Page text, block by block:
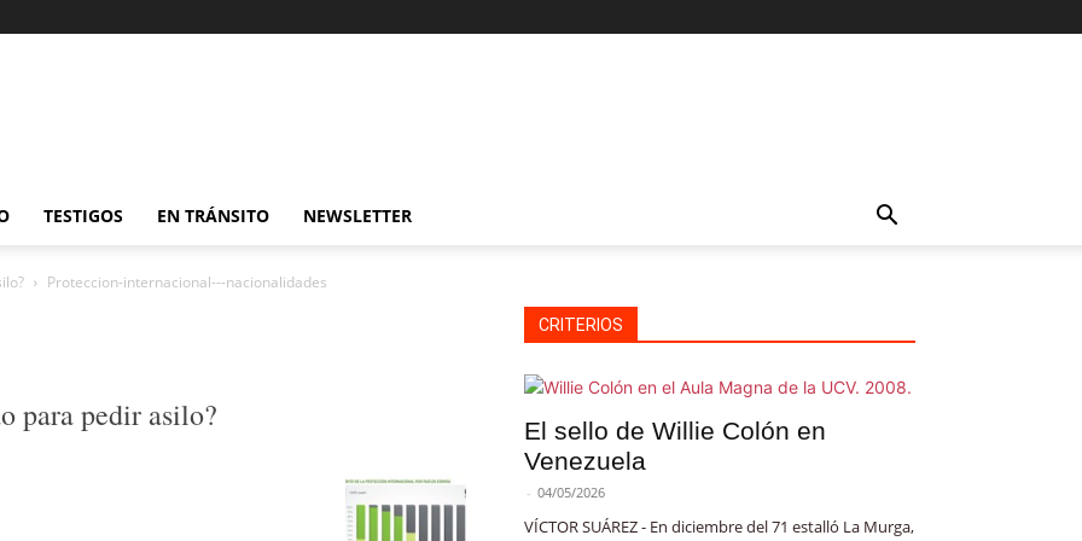
TESTIGOS EN TRÁNSITO NEWSLETTER
Proteccion-internacional---nacionalidades
para pedir asilo?
CRITERIOS
El sello de Willie Colón en
Venezuela
- 04/05/2026
VÍCTOR SUÁREZ - En diciembre del 71 estalló La Murga,